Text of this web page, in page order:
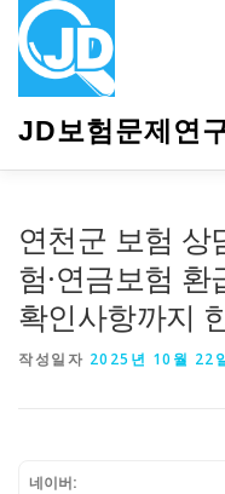
JD보험문제연
연천군 보험 상
험·연금보험 환
확인사항까지
작성일자 2025년 10월 22
네이버: